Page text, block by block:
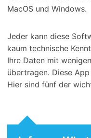
MacOS und Windows.
Jeder kann diese
kaum technische
Ihre Daten mit
übertragen. Diese
Hier sind fünf der